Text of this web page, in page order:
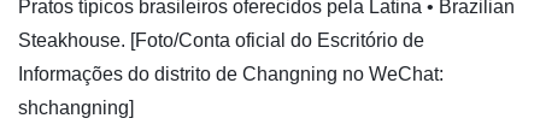
​Pratos típicos brasileiros oferecidos pela Latina • Brazilian
Steakhouse. [Foto/Conta oficial do Escritório de
Informações do distrito de Changning no WeChat:
shchangning]